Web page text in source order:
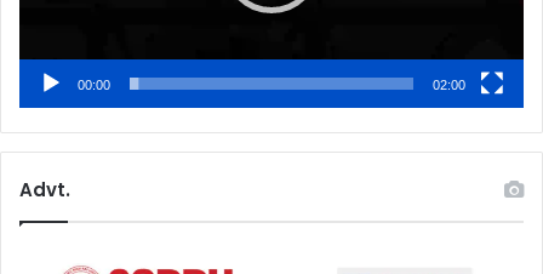
00:00 02:00
Advt.